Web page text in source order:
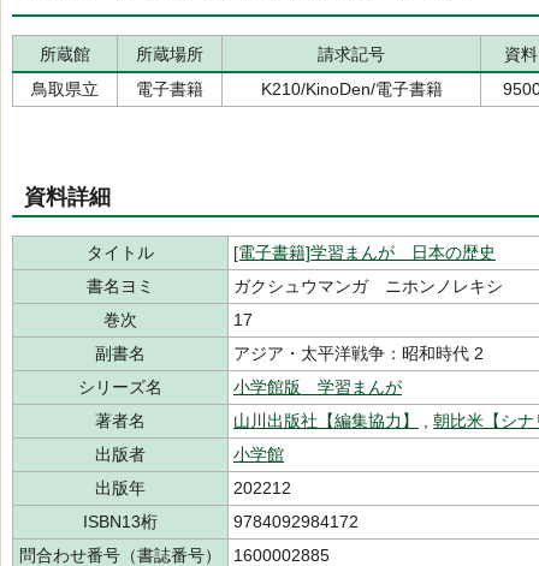
所蔵館 所蔵場所 請求記号
資
鳥取県立
電子書籍 K210/KinoDen/電子書籍
資料詳細
タイトル
[電子書籍]学習まんが 日本の歴史
書名ヨミ
ガクシュウマンガ ニホンノレキシ
巻次
17
副書名
アジア・太平洋戦争：昭和時代 2
シリーズ名
小学館版 学習まんが
著者名
山川出版社【編集協力】
朝比米【シナ
出版者
小学館
出版年
202212
ISBN13桁
9784092984172
問合わせ番号（書誌番号）
1600002885